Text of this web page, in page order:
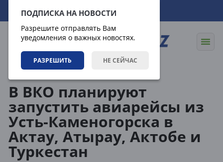
ПОДПИСКА НА НОВОСТИ
Разрешите отправлять Вам
уведомления о важных новостях.
РАЗРЕШИТЬ НЕ СЕЙЧАС
10.08.2026 13:17:08
В ВКО планируют
запустить авиарейсы из
Усть-Каменогорска в
Актау, Атырау, Актобе и
Туркестан